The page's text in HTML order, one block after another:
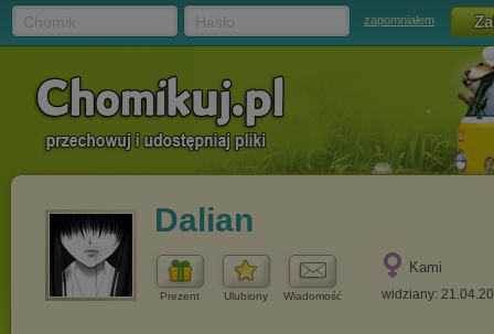
zapomniałem
Dalian
Prezent Ulubiony Wiadomość
Kami
widziany: